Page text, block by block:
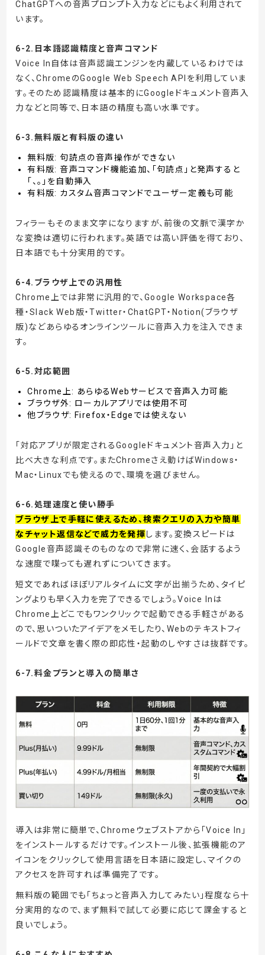
ChatGPTへの音声プロンプト入力などにもよく利用されて
います。
6-2.日本語認識精度と音声コマンド
Voice In自体は音声認識エンジンを内蔵しているわけでは
なく、ChromeのGoogle Web Speech APIを利用していま
す。そのため認識精度は基本的にGoogleドキュメント音声入
力などと同等で、日本語の精度も高い水準です。
6-3.無料版と有料版の違い
無料版: 句読点の音声操作ができない
有料版: 音声コマンド機能追加、「句読点」と発声すると
「、。」を自動挿入
有料版: カスタム音声コマンドでユーザー定義も可能
フィラーもそのまま文字になりますが、前後の文脈で漢字か
な変換は適切に行われます。英語では高い評価を得ており、
日本語でも十分実用的です。
6-4.ブラウザ上での汎用性
Chrome上では非常に汎用的で、Google Workspace各
種・Slack Web版・Twitter・ChatGPT・Notion(ブラウザ
版)などあらゆるオンラインツールに音声入力を注入できま
す。
6-5.対応範囲
Chrome上: あらゆるWebサービスで音声入力可能
ブラウザ外: ローカルアプリでは使用不可
他ブラウザ: Firefox・Edgeでは使えない
「対応アプリが限定されるGoogleドキュメント音声入力」と
比べ大きな利点です。またChromeさえ動けばWindows・
Mac・Linuxでも使えるので、環境を選びません。
6-6.処理速度と使い勝手
ブラウザ上で手軽に使えるため、検索クエリの入力や簡単
なチャット返信などで威力を発揮します。変換スピードは
Google音声認識そのものなので非常に速く、会話するよう
な速度で喋っても遅れずについてきます。
短文であればほぼリアルタイムに文字が出揃うため、タイピ
ングよりも早く入力を完了できるでしょう。Voice Inは
Chrome上どこでもワンクリックで起動できる手軽さがある
ので、思いついたアイデアをメモしたり、Webのテキストフィ
ールドで文章を書く際の即応性・起動のしやすさは抜群です。
6-7.料金プランと導入の簡単さ
導入は非常に簡単で、Chromeウェブストアから「Voice In」
をインストールするだけです。インストール後、拡張機能のア
イコンをクリックして使用言語を日本語に設定し、マイクの
アクセスを許可すれば準備完了です。
無料版の範囲でも「ちょっと音声入力してみたい」程度なら十
分実用的なので、まず無料で試して必要に応じて課金すると
良いでしょう。